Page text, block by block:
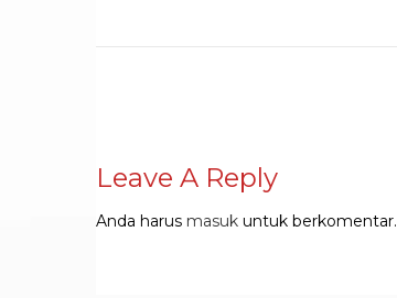
Leave A Reply
Anda harus masuk untuk berkomentar.